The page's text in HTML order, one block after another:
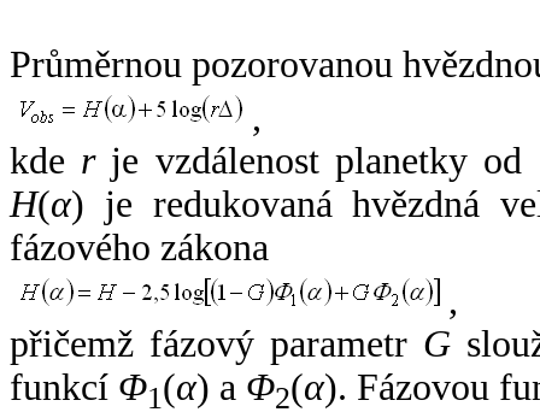
Průměrnou pozorovanou
,
kde rje vzdálenost planetky od
H(α) je redukovaná hvězdná
fázového zákona
,
přičemž fázový parametr G
funkcí Φ1(α) a Φ2(α). Fázovou